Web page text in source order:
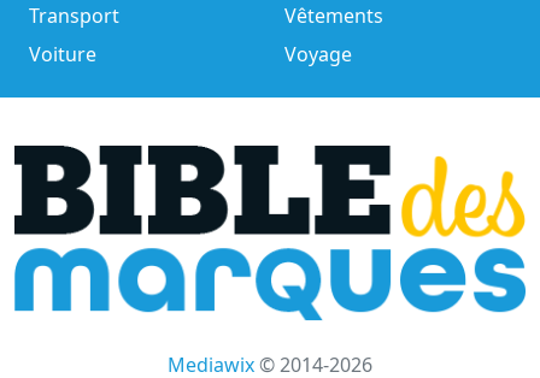
Transport
Vêtements
Voiture
Voyage
Mediawix© 2014-2026